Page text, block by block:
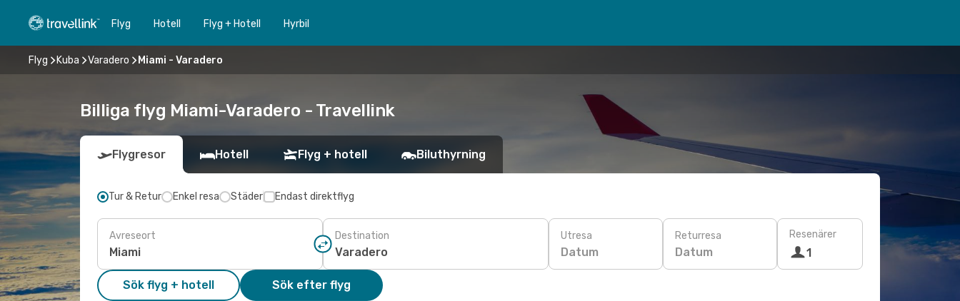
Flyg Hotell Flyg + Hotell Hyrbil
Flyg Kuba Varadero Miami - Varadero
Billiga flyg Miami-Varadero - Travellink
Flygresor Hotell Flyg + hotell Biluthyrning
Tur & Retur Enkel resa Städer Endast direktflyg
Avreseort Destination Utresa
Datum
Returresa
Datum
Resenärer
1
Sök flyg + hotell Sök efter flyg